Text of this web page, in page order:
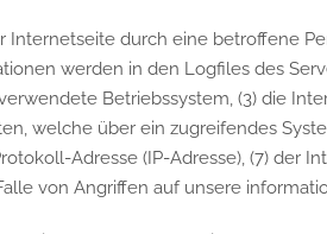
durch eine betroffene
werden in den Logfiles des
Betriebssystem, (3) die
welche über ein zugreifendes
Adresse (IP-Adresse), (7) der
von Angriffen auf unsere